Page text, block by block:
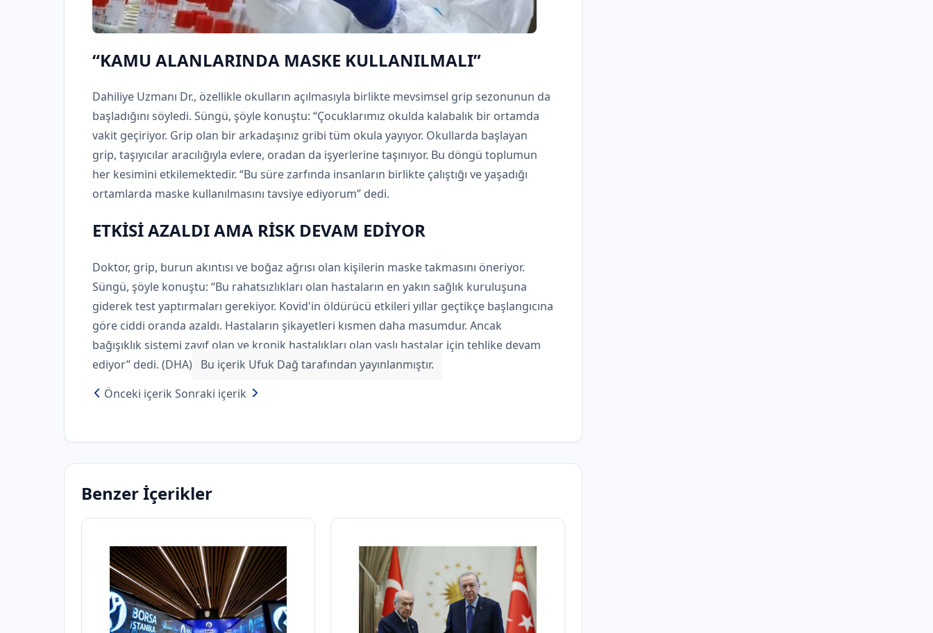
“KAMU ALANLARINDA MASKE KULLANILMALI”
Dahiliye Uzmanı Dr., özellikle okulların açılmasıyla birlikte mevsimsel grip sezonunun da
başladığını söyledi. Süngü, şöyle konuştu: “Çocuklarımız okulda kalabalık bir ortamda
vakit geçiriyor. Grip olan bir arkadaşınız gribi tüm okula yayıyor. Okullarda başlayan
grip, taşıyıcılar aracılığıyla evlere, oradan da işyerlerine taşınıyor. Bu döngü toplumun
her kesimini etkilemektedir. “Bu süre zarfında insanların birlikte çalıştığı ve yaşadığı
ortamlarda maske kullanılmasını tavsiye ediyorum” dedi.
ETKİSİ AZALDI AMA RİSK DEVAM EDİYOR
Doktor, grip, burun akıntısı ve boğaz ağrısı olan kişilerin maske takmasını öneriyor.
Süngü, şöyle konuştu: “Bu rahatsızlıkları olan hastaların en yakın sağlık kuruluşuna
giderek test yaptırmaları gerekiyor. Kovid'in öldürücü etkileri yıllar geçtikçe başlangıcına
göre ciddi oranda azaldı. Hastaların şikayetleri kısmen daha masumdur. Ancak
bağışıklık sistemi zayıf olan ve kronik hastalıkları olan yaşlı hastalar için tehlike devam
ediyor” dedi. (DHA) Bu içerik Ufuk Dağ tarafından yayınlanmıştır.
Önceki içerik Sonraki içerik
Benzer İçerikler